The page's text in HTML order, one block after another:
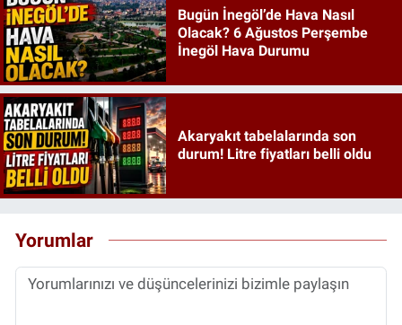
Bugün İnegöl’de Hava Nasıl
Olacak? 6 Ağustos Perşembe
İnegöl Hava Durumu
Akaryakıt tabelalarında son
durum! Litre fiyatları belli oldu
Yorumlar